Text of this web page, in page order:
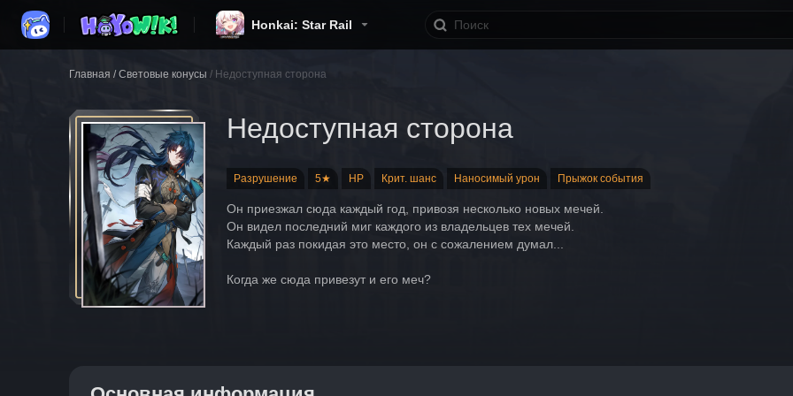
Honkai: Star Rail
Главная / Световые конусы / Недоступная сторона
Недоступная сторона
Разрушение 5★ HP Крит. шанс Наносимый урон Прыжок события
Он приезжал сюда каждый год, привозя несколько новых мечей.
Он видел последний миг каждого из владельцев тех мечей.
Каждый раз покидая это место, он с сожалением думал...
Когда же сюда привезут и его меч?